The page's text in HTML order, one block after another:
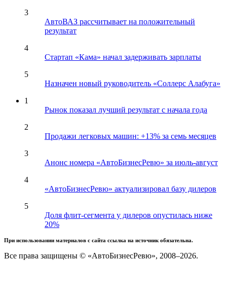
3
АвтоВАЗ рассчитывает на положительный
результат
4
Стартап «Кама» начал задерживать зарплаты
5
Назначен новый руководитель «Соллерс Алабуга»
1
Рынок показал лучший результат с начала года
2
Продажи легковых машин: +13% за семь месяцев
3
Анонс номера «АвтоБизнесРевю» за июль-август
4
«АвтоБизнесРевю» актуализировал базу дилеров
5
Доля флит-сегмента у дилеров опустилась ниже
20%
При использовании материалов с сайта ссылка на источник обязательна.
Все права защищены © «АвтоБизнесРевю», 2008–2026.